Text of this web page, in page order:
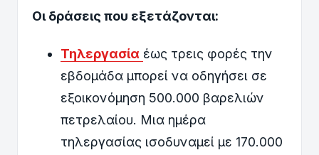
Οι δράσεις που εξετάζονται:
Τηλεργασία έως τρεις φορές την
εβδομάδα μπορεί να οδηγήσει σε
εξοικονόμηση 500.000 βαρελιών
πετρελαίου. Μια ημέρα
τηλεργασίας ισοδυναμεί με 170.000